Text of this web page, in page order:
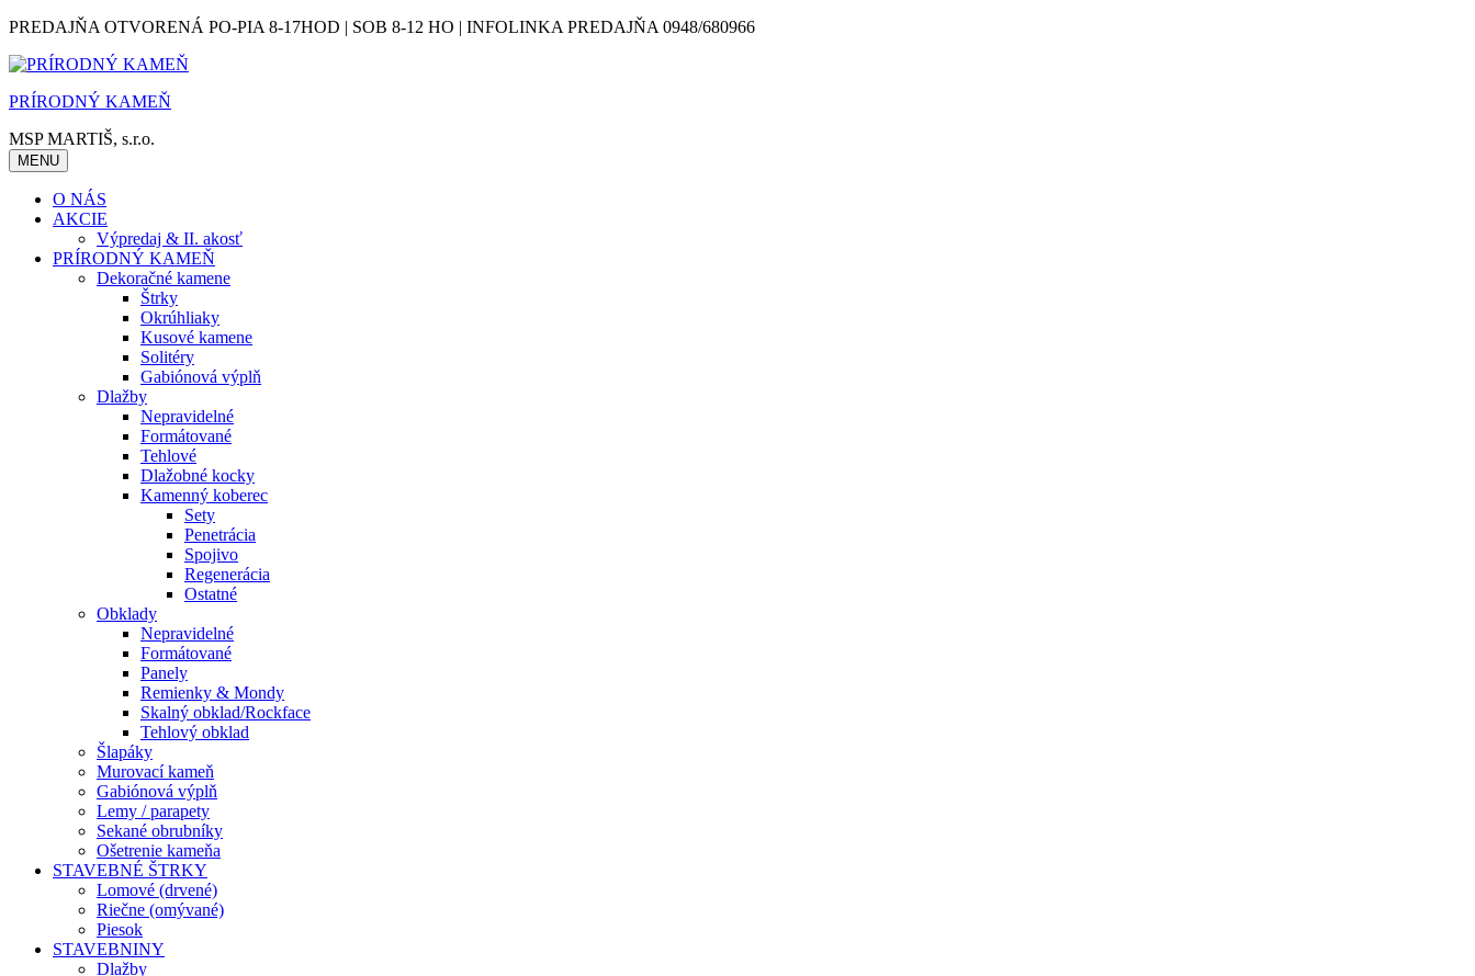
Skip
content
PREDAJŇA OTVORENÁ PO-PIA 8-17HOD | SOB 8-12 HO | INFOLINKA PREDAJŇA 0948/680966
PRÍRODNÝ KAMEŇ
MSP MARTIŠ, s.r.o.
MENU
O NÁS
AKCIE
Výpredaj & II. akosť
PRÍRODNÝ KAMEŇ
Dekoračné kamene
Štrky
Okrúhliaky
Kusové kamene
Solitéry
Gabiónová výplň
Dlažby
Nepravidelné
Formátované
Tehlové
Dlažobné kocky
Kamenný koberec
Sety
Penetrácia
Spojivo
Regenerácia
Ostatné
Obklady
Nepravidelné
Formátované
Panely
Remienky & Mondy
Skalný obklad/Rockface
Tehlový obklad
Šlapáky
Murovací kameň
Gabiónová výplň
Lemy / parapety
Sekané obrubníky
Ošetrenie kameňa
STAVEBNÉ ŠTRKY
Lomové (drvené)
Riečne (omývané)
Piesok
STAVEBNINY
Dlažby